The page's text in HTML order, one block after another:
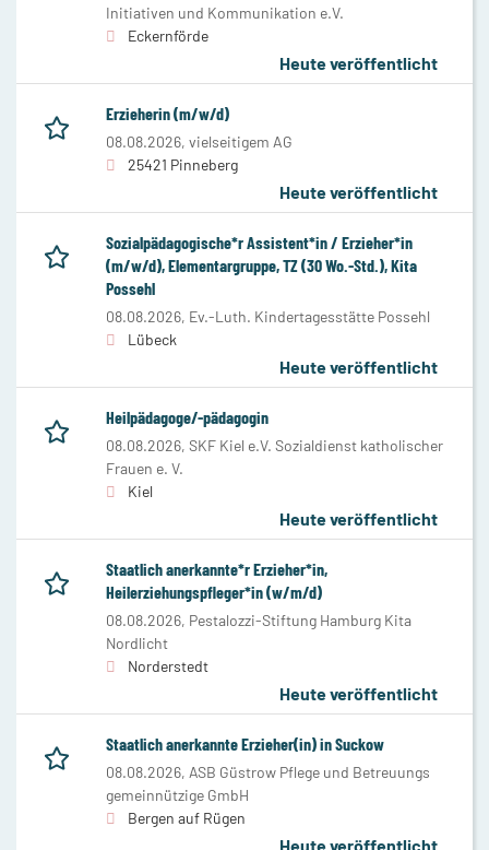
Initiativen und Kommunikation e.V.
Eckernförde
Heute veröffentlicht
Erzieherin (m/w/d)
08.08.2026, vielseitigem AG
25421 Pinneberg
Heute veröffentlicht
Sozialpädagogische*r Assistent*in / Erzieher*in
(m/w/d), Elementargruppe, TZ (30 Wo.-Std.), Kita
Possehl
08.08.2026, Ev.-Luth. Kindertagesstätte Possehl
Lübeck
Heute veröffentlicht
Heilpädagoge/-pädagogin
08.08.2026, SKF Kiel e.V. Sozialdienst katholischer
Frauen e. V.
Kiel
Heute veröffentlicht
Staatlich anerkannte*r Erzieher*in,
Heilerziehungspfleger*in (w/m/d)
08.08.2026, Pestalozzi-Stiftung Hamburg Kita
Nordlicht
Norderstedt
Heute veröffentlicht
Staatlich anerkannte Erzieher(in) in Suckow
08.08.2026, ASB Güstrow Pflege und Betreuungs
gemeinnützige GmbH
Bergen auf Rügen
Heute veröffentlicht